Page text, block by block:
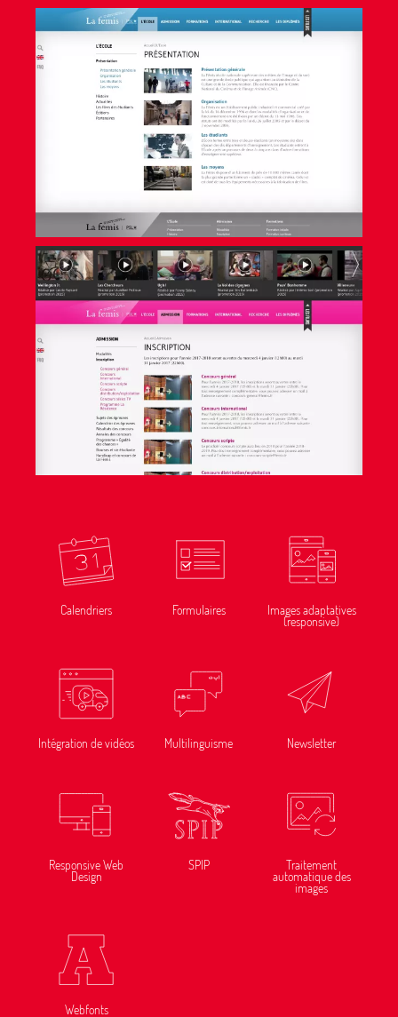
Calendriers Formulaires Images adaptatives
(responsive)
Intégration de vidéos Multilinguisme Newsletter
Responsive Web
Design
SPIP Traitement
automatique des
images
Webfonts